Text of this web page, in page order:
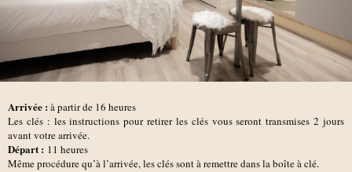
Arrivée : à partir de 16 heures
Les clés : les instructions pour retirer les clés vous seront transmises 2 jours
avant votre arrivée.
Départ : 11 heures
Même procédure qu’à l’arrivée, les clés sont à remettre dans la boîte à clé.